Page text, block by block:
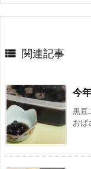
 関連記事
今
黒豆
おば